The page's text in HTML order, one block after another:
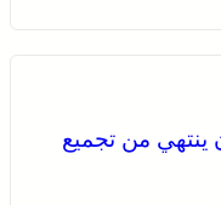
ينتهي من تجميع